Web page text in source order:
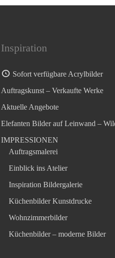
Inspiration
Sofort verfügbare Acrylbilder
Auftragskunst – Verkaufte Werke
Aktuelle Angebote
Elefanten Bilder auf Leinwand –
IMPRESSIONEN
Auftragsmalerei
Einblick ins Atelier
Inspiration Bildergalerie
Küchenbilder Kunstdrucke
Wohnzimmerbilder
Küchenbilder – moderne Bilder